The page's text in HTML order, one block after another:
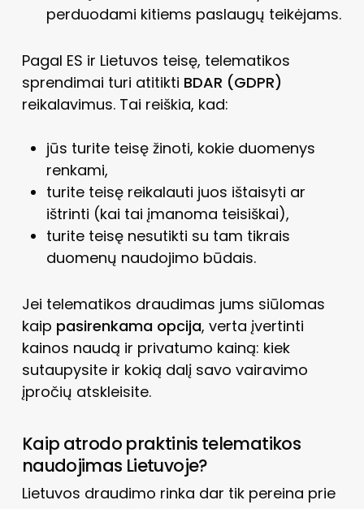
perduodami kitiems paslaugų teikėjams.
Pagal ES ir Lietuvos teisę, telematikos
sprendimai turi atitikti BDAR (GDPR)
reikalavimus. Tai reiškia, kad:
jūs turite teisę žinoti, kokie duomenys
renkami,
turite teisę reikalauti juos ištaisyti ar
ištrinti (kai tai įmanoma teisiškai),
turite teisę nesutikti su tam tikrais
duomenų naudojimo būdais.
Jei telematikos draudimas jums siūlomas
kaip pasirenkama opcija, verta įvertinti
kainos naudą ir privatumo kainą: kiek
sutaupysite ir kokią dalį savo vairavimo
įpročių atskleisite.
Kaip atrodo praktinis telematikos
naudojimas Lietuvoje?
Lietuvos draudimo rinka dar tik pereina prie